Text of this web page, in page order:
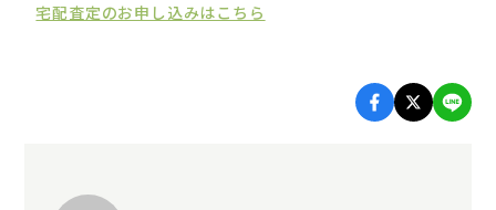
宅配査定のお申し込みはこちら